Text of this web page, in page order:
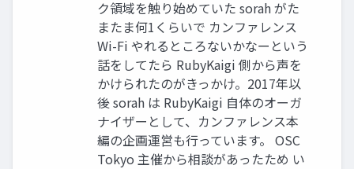
ク領域を触り始めていた sorah がた
またま何1くらいで カンファレンス
Wi-Fi やれるところないかなーという
話をしてたら RubyKaigi 側から声を
かけられたのがきっかけ。2017年以
後 sorah は RubyKaigi 自体のオーガ
ナイザーとして、カンファレンス本
編の企画運営も行っています。 OSC
Tokyo 主催から相談があったため い